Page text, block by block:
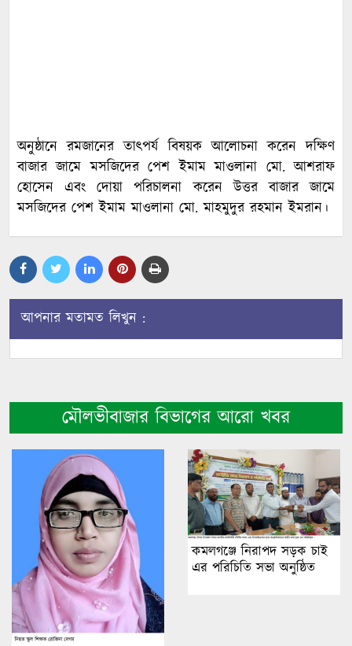
অনুষ্ঠানে রমজানের তাৎপর্য বিষয়ক আলোচনা করেন দক্ষিণ
বাজার জামে মসজিদের পেশ ইমাম মাওলানা মো. আশরাফ
হোসেন এবং দোয়া পরিচালনা করেন উত্তর বাজার জামে
মসজিদের পেশ ইমাম মাওলানা মো. মাহমুদুর রহমান ইমরান।
আপনার মতামত লিখুন :
মৌলভীবাজার বিভাগের আরো খবর
কমলগঞ্জে নিরাপদ সড়ক চাই
এর পরিচিতি সভা অনুষ্ঠিত